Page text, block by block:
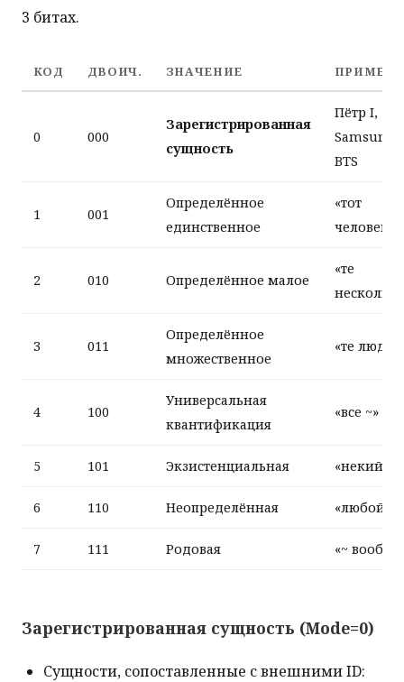
3 битах.
КОД ДВОИЧ. ЗНАЧЕНИЕ ПРИМЕР
0 000
Зарегистрированная
сущность
Пётр I,
Samsung,
BTS
1 001
Определённое
единственное
«тот
человек»
2 010 Определённое малое
«те
3 011
Определённое
множественное
«те люди»
4 100
Универсальная
квантификация
«все ~»
5 101 Экзистенциальная «некий ~»
6 110 Неопределённая «любой ~»
7 111 Родовая «~
Зарегистрированная сущность (Mode=0)
Сущности, сопоставленные с внешними ID: